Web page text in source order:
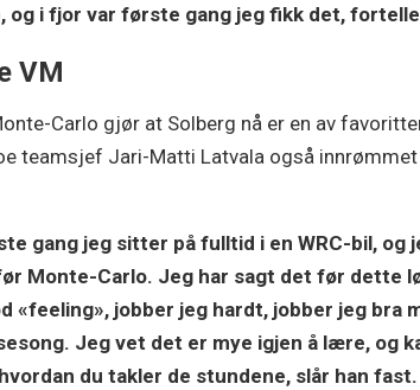
og i fjor var første gang jeg fikk det,
VM
Carlo gjør at Solberg nå er en av
teamsjef Jari-Matti Latvala også
gang jeg sitter på fulltid i en WRC-bil, og
Monte-Carlo. Jeg har sagt det før dette
«feeling», jobber jeg hardt, jobber jeg bra
Jeg vet det er mye igjen å lære, og
du takler de stundene, slår han fast.